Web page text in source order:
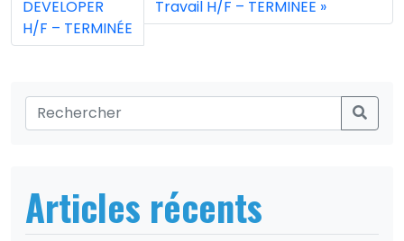
DEVELOPER
H/F – TERMINÉE
Travail H/F – TERMINEE
Articles récents